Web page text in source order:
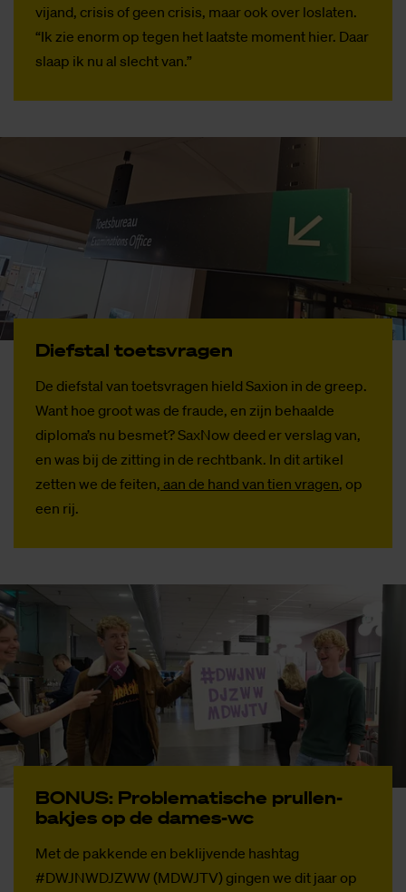
vijand, crisis of geen crisis, maar ook over loslaten.
“Ik zie enorm op tegen het laatste moment hier. Daar
slaap ik nu al slecht van.”
Dief­stal toets­vra­gen
De diefstal van toetsvragen hield Saxion in de greep.
Want hoe groot was de fraude, en zijn behaalde
diploma’s nu besmet? SaxNow deed er verslag van,
en was bij de zitting in de rechtbank. In dit artikel
zetten we de feiten, aan de hand van tien vragen, op
een rij.
BO­NUS: Pro­ble­ma­ti­sche prul­len­
bak­jes op de da­mes-wc
Met de pakkende en beklijvende hashtag
#DWJNWDJZWW (MDWJTV) gingen we dit jaar op